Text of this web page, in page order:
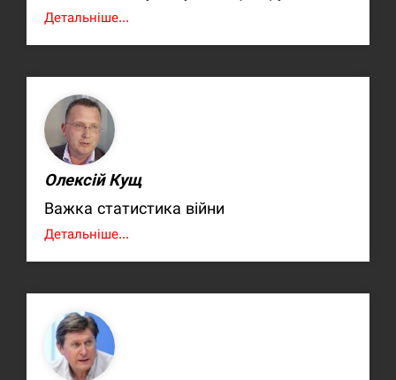
Детальніше...
Олексій Кущ
Важка статистика війни
Детальніше...